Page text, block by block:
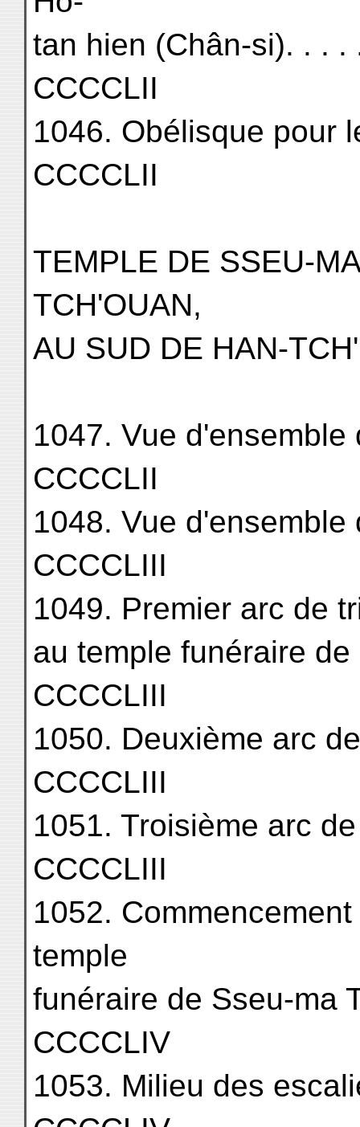
tan hien (Chân-si). . .
CCCCLII
1046. Obélisque pour
CCCCLII
TEMPLE DE SSEU-
TCH'OUAN,
AU SUD DE HAN-
1047. Vue
CCCCLII
1048. Vue
CCCCLIII
1049. Premier arc de
au temple funéraire
CCCCLIII
1050. Deuxième arc
CCCCLIII
1051. Troisième arc
CCCCLIII
1052.
temple
funéraire de Sseu-ma
CCCCLIV
1053. Milieu des